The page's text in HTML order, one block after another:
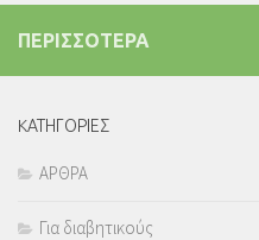
ΠΕΡΙΣΣΟΤΕΡΑ
KΑΤΗΓΟΡΙΕΣ
ΑΡΘΡΑ
Για διαβητικούς